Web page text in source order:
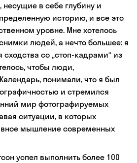
несущие в себе глубину и
историю, и все это
уровне. Мне хотелось
людей, а нечто большее: я
со „стоп-кадрами“ из
чтобы люди,
понимали, что я был
и стремился
мир фотографируемых
ситуации, в которых
мышление современных
успел выполнить более 100